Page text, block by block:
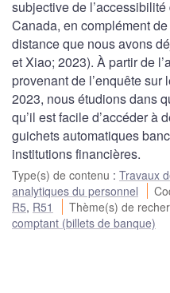
subjective de l’accessibilité
Canada, en complément
distance que nous avons
et Xiao; 2023). À partir de
provenant de l’enquête
2023, nous étudions dans
qu’il est facile d’accéder à
guichets automatiques
institutions financières.
Type(s) de contenu : Travaux
analytiques du personnel
R5, R51 Thème(s) de
comptant (billets de banque)